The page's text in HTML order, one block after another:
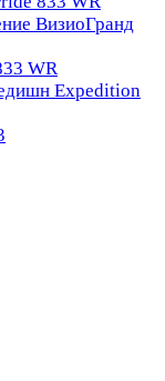
ВизиоГранд
WR
Expedition